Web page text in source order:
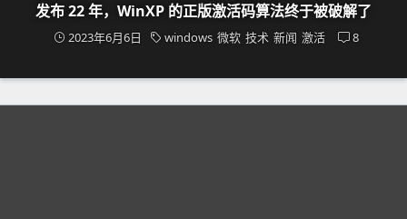
发布 22 年，WinXP 的正版激活码算法终于被破解了
2023年6月6日 windows 微软 技术 新闻 激活 8